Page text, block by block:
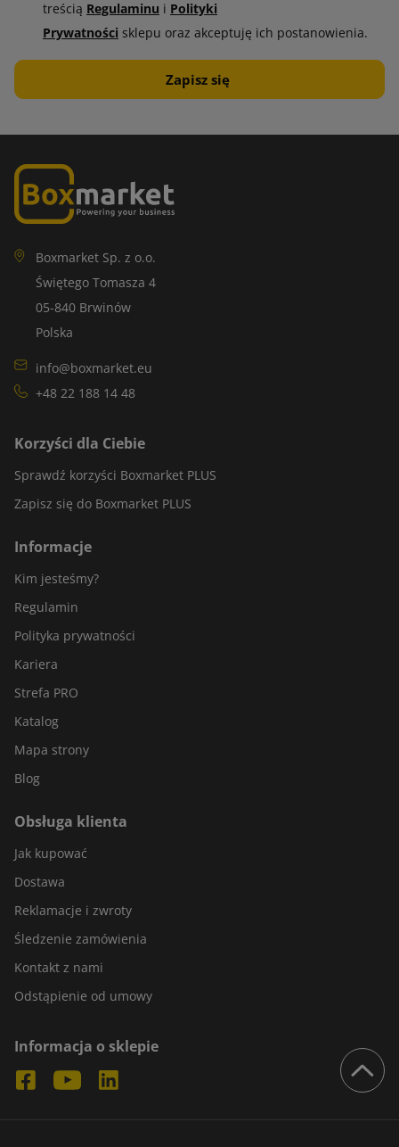
treścią Regulaminu i Polityki
Prywatności sklepu oraz akceptuję ich postanowienia.
Boxmarket Sp. z o.o.
Świętego Tomasza 4
05-840 Brwinów
Polska
info@boxmarket.eu
+48 22 188 14 48
Korzyści dla Ciebie
Sprawdź korzyści Boxmarket PLUS
Zapisz się do Boxmarket PLUS
Informacje
Kim jesteśmy?
Regulamin
Polityka prywatności
Kariera
Strefa PRO
Katalog
Mapa strony
Blog
Obsługa klienta
Jak kupować
Dostawa
Reklamacje i zwroty
Śledzenie zamówienia
Kontakt z nami
Odstąpienie od umowy
Informacja o sklepie